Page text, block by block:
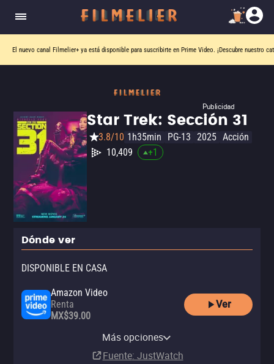
El nuevo canal Filmelier+ ya está disponible para suscribirte en Prime Video. ¡Descubre nuestro
Publicidad
Star Trek: Sección 31
3.8/10 1h35min PG-13 2025 Acción
10,409
+1
Dónde ver
DISPONIBLE EN CASA
Amazon Video
Renta
MX$39.00
Ver
Apple TV Store
Claro video
Más opciones
Fuente: JustWatch